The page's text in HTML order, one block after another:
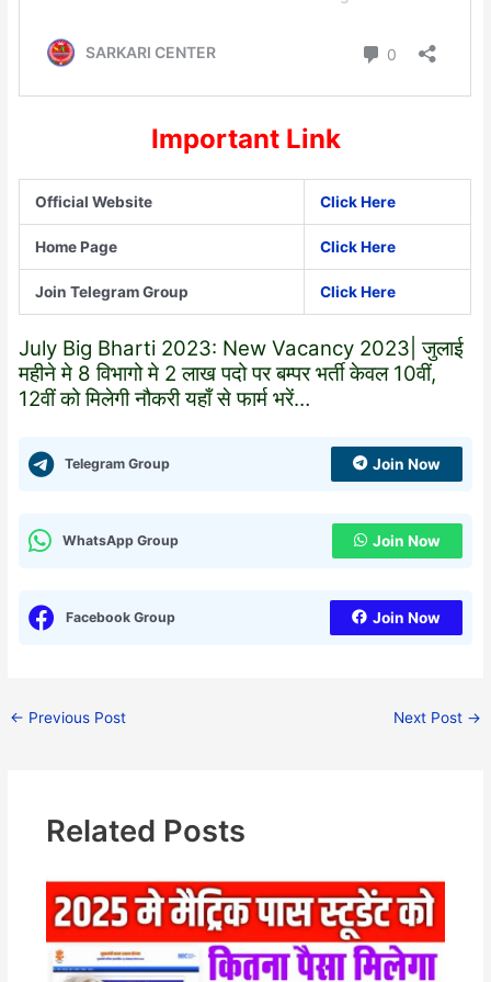
Important Link
Official Website Click Here
Home Page Click Here
Join Telegram Group Click Here
July Big Bharti 2023: New Vacancy 2023| जुलाई
महीने मे 8 विभागो मे 2 लाख पदो पर बम्पर भर्ती केवल 10वीं,
12वीं को मिलेगी नौकरी यहाँ से फार्म भरें…
Telegram Group Join Now
WhatsApp Group Join Now
Facebook Group Join Now
← Previous Post Next Post →
Related Posts